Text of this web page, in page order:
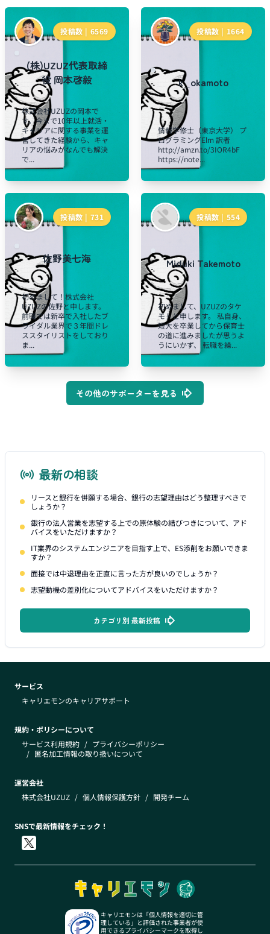
投稿数 | 6569
(株)UZUZ代表取締
役 岡本啓毅
株式会社UZUZの岡本で
す。今まで10年以上就活・
キャリアに関する事業を運
営してきた経験から、キャ
リアの悩みがなんでも解決
で...
投稿数 | 1664
k_okamoto
情報学修士（東京大学） プ
ログラミングElm 訳者
http://amzn.to/3IOR4bF
https://note...
投稿数 | 731
佐野美七海
初めまして！株式会社
UZUZの佐野と申します。
前職では新卒で入社したブ
ライダル業界で３年間ドレ
ススタイリストをしており
ま...
投稿数 | 554
Miduki Takemoto
初めまして、UZUZのタケ
モトと申します。 私自身、
短大を卒業してから保育士
の道に進みましたが思うよ
うにいかず、 転職を繰...
その他のサポーターを見る
最新の相談
リースと銀行を併願する場合、銀行の志望理由はどう整理すべきで
しょうか？
銀行の法人営業を志望する上での原体験の結びつきについて、アド
バイスをいただけますか？
IT業界のシステムエンジニアを目指す上で、ES添削をお願いできま
すか？
面接では中退理由を正直に言った方が良いのでしょうか？
志望動機の差別化についてアドバイスをいただけますか？
カテゴリ別 最新投稿
サービス
キャリエモンのキャリアサポート
規約・ポリシーについて
サービス利用規約 / プライバシーポリシー
/ 匿名加工情報の取り扱いについて
運営会社
株式会社UZUZ / 個人情報保護方針 / 開発チーム
SNSで最新情報をチェック！
キャリエモンは「個人情報を適切に管
理している」と評価された事業者が使
用できるプライバシーマークを取得し